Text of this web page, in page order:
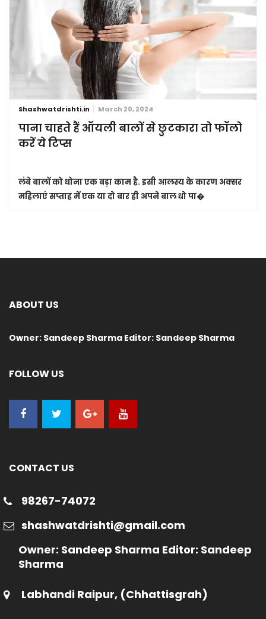
Shashwatdrishti.in March 20, 2024
पाना चाहते हैं ऑयली बालों से छुटकारा तो फॉलो
करें ये टिप्स
लंबे बालों को धोना एक बड़ा काम है. इसी आलस्य के कारण अक्सर
महिलाएं सप्ताह में एक या दो बार ही अपने बाल धो पा�
ABOUT US
Owner: Sandeep Sharma Editor: Sandeep Sharma
FOLLOW US
CONTACT US
98267-74072
shashwatdrishti@gmail.com
Owner: Sandeep Sharma Editor: Sandeep
Sharma
Labhandi Raipur, (Chhattisgrah)